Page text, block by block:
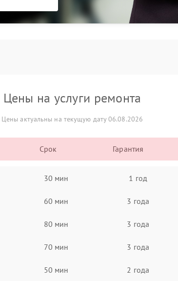
Цены на услуги ремонта
Цены актуальны на текущую дату 06.08.2026
Срок Гарантия
30 мин 1 год
60 мин 3 года
80 мин 3 года
70 мин 3 года
50 мин 2 года